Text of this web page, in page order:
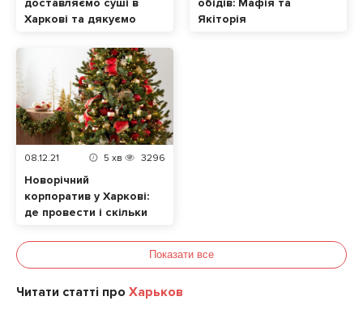
Харкові та дякуємо
можливість
Якіторія
08.12.21 5 хв 3296
Новорічний
корпоратив у Харкові:
де провести і скільки
Показати все
Читати статті про Харьков